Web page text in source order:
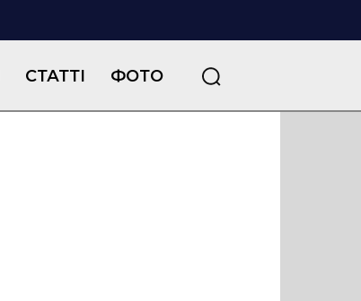
СТАТТІ ФОТО